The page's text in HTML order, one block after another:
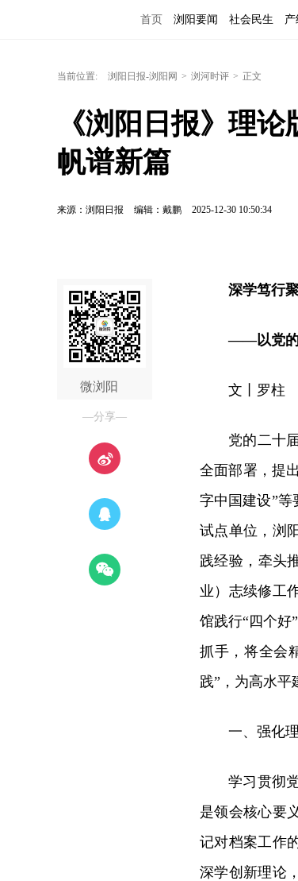
首页 浏阳要闻 社会民生 产
当前位置: 浏阳日报-浏阳网 > 浏河时评 > 正文
《浏阳日报》理
帆谱新篇
来源：浏阳日报 编辑：戴鹏 2025-12-30 10:50:34
微浏阳
—分享—
深学笃行
——以党的
文丨罗柱
党的二十
全面部署，提
字中国建设”
试点单位，浏
践经验，牵头
业）志续修工
馆践行“四个好
抓手，将全会
践”，为高水平
一、强化
学习贯彻
是领会核心要
记对档案工作
深学创新理论